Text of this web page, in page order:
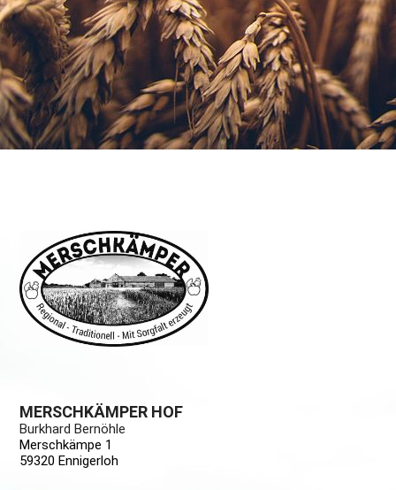
MERSCHKÄMPER HOF
Burkhard Bernöhle
Merschkämpe 1
59320 Ennigerloh